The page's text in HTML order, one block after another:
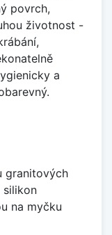
povrch,
životnost -
a
granitových
silikon
na myčku